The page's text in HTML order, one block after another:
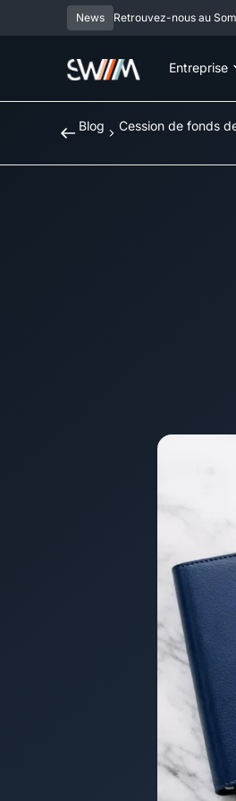
News Retrouvez-nous au
Entreprise
Blog Cession de fonds